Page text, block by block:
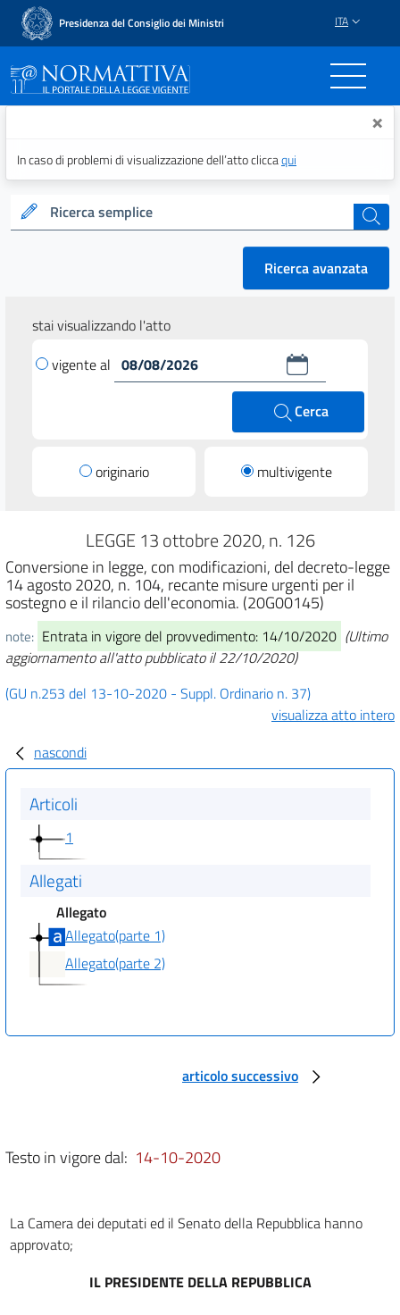
Presidenza del Consiglio dei Ministri ITA
Normattiva - Il portale ×
In caso di problemi di visualizzazione dell’atto cliccaqui
Ricerca semplice cerca
Ricerca avanzata
stai visualizzando l'atto
vigente al
Cerca
originario multivigente
LEGGE 13 ottobre 2020, n. 126
Conversione in legge, con modificazioni, del decreto-legge
14 agosto 2020, n. 104, recante misure urgenti per il
sostegno e il rilancio dell'economia. (20G00145)
note: Entrata in vigore del provvedimento: 14/10/2020 (Ultimo
aggiornamento all'atto pubblicato il 22/10/2020)
(GU n.253 del 13-10-2020 - Suppl. Ordinario n. 37)
visualizza atto intero
nascondi
Articoli
1
Allegati
Allegato
Allegato(parte 1)
Allegato(parte 2)
articolo successivo
Testo in vigore dal: 14-10-2020
La Camera dei deputati ed il Senato della Repubblica hanno
approvato;
IL PRESIDENTE DELLA REPUBBLICA